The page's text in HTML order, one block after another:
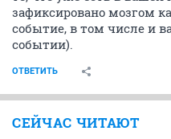
зафиксировано мозгом
событие, в том числе и
событии).
ОТВЕТИТЬ
СЕЙЧАС ЧИТАЮТ